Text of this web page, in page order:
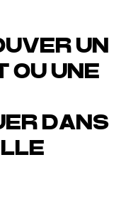
UN
OU UNE
DANS